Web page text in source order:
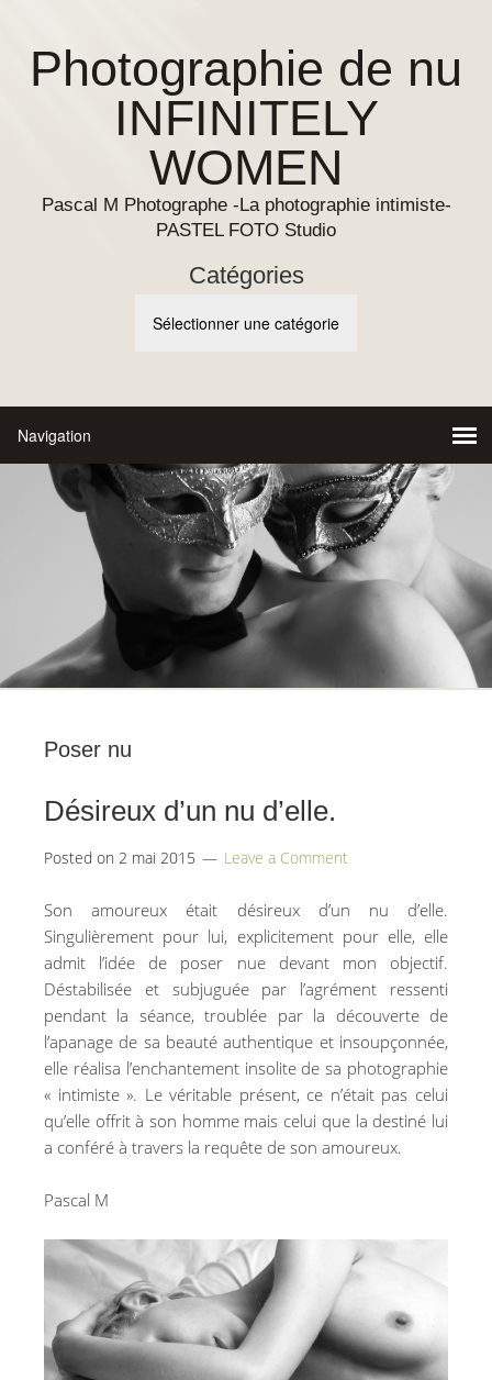
Photographie de nu
INFINITELY
WOMEN
Pascal M Photographe -La photographie intimiste-
PASTEL FOTO Studio
Catégories
Poser nu
Désireux d’un nu d’elle.
Posted on 2 mai 2015 Leave a Comment
Son amoureux était désireux d’un nu d’elle.
Singulièrement pour lui, explicitement pour elle, elle
admit l’idée de poser nue devant mon objectif.
Déstabilisée et subjuguée par l’agrément ressenti
pendant la séance, troublée par la découverte de
l’apanage de sa beauté authentique et insoupçonnée,
elle réalisa l’enchantement insolite de sa photographie
« intimiste ». Le véritable présent, ce n’était pas celui
qu’elle offrit à son homme mais celui que la destiné lui
a conféré à travers la requête de son amoureux.
Pascal M